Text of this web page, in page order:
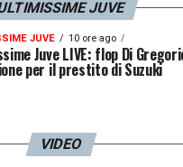
JUVE
JUVE 10 ore ago
Juve LIVE: flop Di
per il prestito di Suzuki
VIDEO